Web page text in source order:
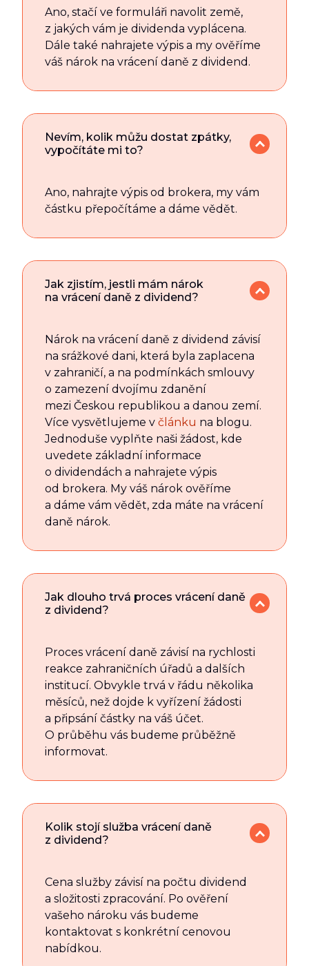
Ano, stačí ve formuláři navolit země,
z jakých vám je dividenda vyplácena.
Dále také nahrajete výpis a my ověříme
váš nárok na vrácení daně z dividend.
Nevím, kolik můžu dostat zpátky,
vypočítáte mi to?
Ano, nahrajte výpis od brokera, my vám
částku přepočítáme a dáme vědět.
Jak zjistím, jestli mám nárok
na vrácení daně z dividend?
Nárok na vrácení daně z dividend závisí
na srážkové dani, která byla zaplacena
v zahraničí, a na podmínkách smlouvy
o zamezení dvojímu zdanění
mezi Českou republikou a danou zemí.
Více vysvětlujeme v článku na blogu.
Jednoduše vyplňte naši žádost, kde
uvedete základní informace
o dividendách a nahrajete výpis
od brokera. My váš nárok ověříme
a dáme vám vědět, zda máte na vrácení
daně nárok.
Jak dlouho trvá proces vrácení daně
z dividend?
Proces vrácení daně závisí na rychlosti
reakce zahraničních úřadů a dalších
institucí. Obvykle trvá v řádu několika
měsíců, než dojde k vyřízení žádosti
a připsání částky na váš účet.
O průběhu vás budeme průběžně
informovat.
Kolik stojí služba vrácení daně
z dividend?
Cena služby závisí na počtu dividend
a složitosti zpracování. Po ověření
vašeho nároku vás budeme
kontaktovat s konkrétní cenovou
nabídkou.